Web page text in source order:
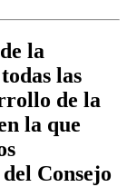
la
las
de la
la que
Consejo